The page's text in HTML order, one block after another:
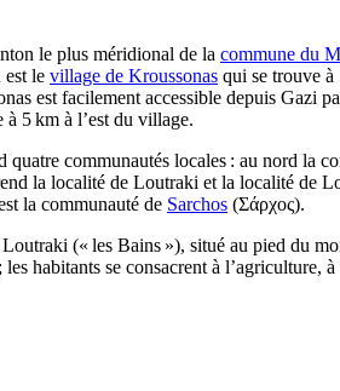
le plus méridional de la commune du
le village de Kroussonas qui se trouve
est facilement accessible depuis Gazi
à 5 km à l’est du village.
quatre communautés locales : au nord la
la localité de Loutraki et la localité de
la communauté de Sarchos (Σάρχος).
(« les Bains »), situé au pied du
habitants se consacrent à l’agriculture,